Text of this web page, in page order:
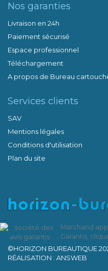
Nos garanties
Livraison en 24h
Paiement sécurisé
Espace professionnel
Téléchargement
A propos de Bureau
Services clients
SAV
Mentions légales
Conditions d'utilisation
Plan du site
Marchand
Garantis,
©HORIZON BUREAUTIQUE
RÉALISATION : ANSWEB